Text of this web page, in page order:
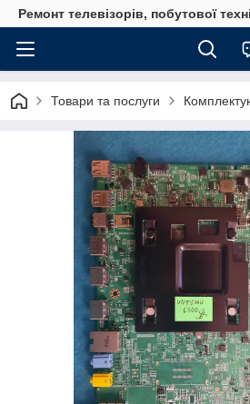
Ремонт телевізорів, побутової
Товари та послуги